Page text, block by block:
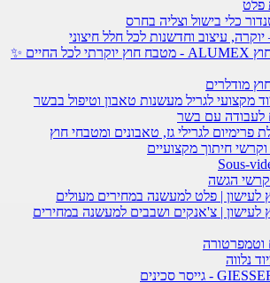
פלט
כלי בישול וצליה בחרס
עיצוב וחדשנות לכל חלל חיצוני
- מטבחי חוץ ALUMEX - מטבח חוץ יוקרתי לכל החיים ✨
מודלרים
לעבודה עם בשר
פרימיום לגרילי גז, טאבונים ומטבחי חוץ
חיתוך מקצועיים
הגשה
לעישון | פלט למעשנה במחירים מעולים
לעישון | צ'אנקים ושבבים למעשנה במחירים
וטמפרטורה
נלווה